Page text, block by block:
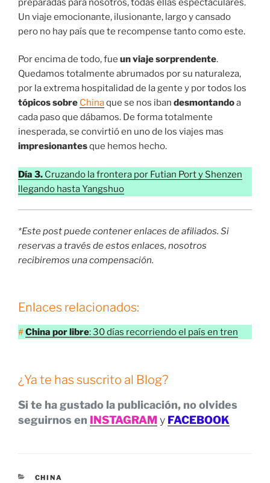
preparadas para nosotros, todas ellas espectaculares.
Un viaje emocionante, ilusionante, largo y cansado
pero no hay país que te recompense tanto como este.
Por encima de todo, fue un viaje sorprendente.
Quedamos totalmente abrumados por su naturaleza,
por la extrema hospitalidad de la gente y por todos los
tópicos sobre Chinaque se nos iban desmontandoa
cada paso que dábamos. De forma totalmente
inesperada, se convirtió en uno de los viajes mas
impresionantesque hemos hecho.
Día 3. Cruzando la frontera por Futian Port y Shenzen
llegando hasta Yangshuo
*Este post puede contener enlaces de afiliados. Si
reservas a través de estos enlaces, nosotros
recibiremos una compensación.
Enlaces relacionados:
#China por libre: 30 días recorriendo el país en tren
¿Ya te has suscrito al Blog?
Si te ha gustado la publicación, no olvides
seguirnos en INSTAGRAMy FACEBOOK
CATEGORÍAS
CHINA